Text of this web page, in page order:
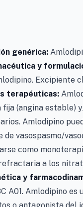
genérica:
y
Excipiente
terapéuticas:
(angina estable)
Amlodipino
de vasospasmo/
como
a los
y
A01. Amlodipino es